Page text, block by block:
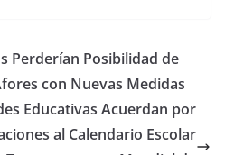
Perderían Posibilidad de
con Nuevas Medidas
Educativas Acuerdan por
al Calendario Escolar